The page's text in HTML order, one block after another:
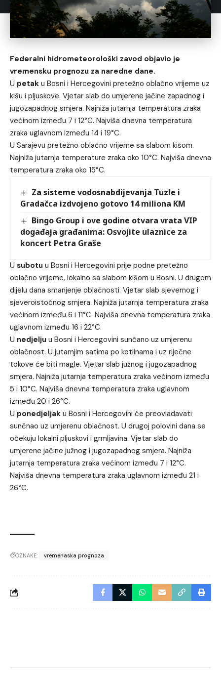
Federalni hidrometeorološki zavod objavio je
vremensku prognozu za naredne dane.
U petak u Bosni i Hercegovini pretežno oblačno vrijeme uz
kišu i pljuskove. Vjetar slab do umjerene jačine zapadnog i
jugozapadnog smjera. Najniža jutarnja temperatura zraka
većinom između 7 i 12°C. Najviša dnevna temperatura
zraka uglavnom između 14 i 19°C.
U Sarajevu pretežno oblačno vrijeme sa slabom kišom.
Najniža jutarnja temperature zraka oko 10°C. Najviša dnevna
temperatura zraka oko 15°C.
Za sisteme vodosnabdijevanja Tuzle i
Gradačca izdvojeno gotovo 14 miliona KM
Bingo Group i ove godine otvara vrata VIP
događaja građanima: Osvojite ulaznice za
koncert Petra Graše
U subotu u Bosni i Hercegovini prije podne pretežno
oblačno vrijeme, lokalno sa slabom kišom u Bosni. U drugom
dijelu dana smanjenje oblačnosti. Vjetar slab sjevernog i
sjeveroistočnog smjera. Najniža jutarnja temperatura zraka
većinom između 6 i 11°C. Najviša dnevna temperatura zraka
uglavnom između 16 i 22°C.
U nedjelju u Bosni i Hercegovini sunčano uz umjerenu
oblačnost. U jutarnjim satima po kotlinama i uz riječne
tokove će biti magle. Vjetar slab južnog i jugozapadnog
smjera. Najniža jutarnja temperatura zraka većinom između
5 i 10°C. Najviša dnevna temperatura zraka uglavnom
između 20 i 26°C.
U ponedjeljak u Bosni i Hercegovini će preovladavati
sunčnao uz umjerenu oblačnost. U drugoj polovini dana se
očekuju lokalni pljuskovi i grmljavina. Vjetar slab do
umjerene jačine južnog i jugozapadnog smjera. Najniža
jutarnja temperatura zraka većinom između 7 i 12°C.
Najviša dnevna temperatura zraka uglavnom između 21 i
26°C.
OZNAKE: vremenaska prognoza